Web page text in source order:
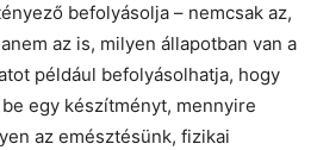
befolyásolja – nemcsak az,
az is, milyen állapotban van a
például befolyásolhatja, hogy
egy készítményt, mennyire
az emésztésünk, fizikai